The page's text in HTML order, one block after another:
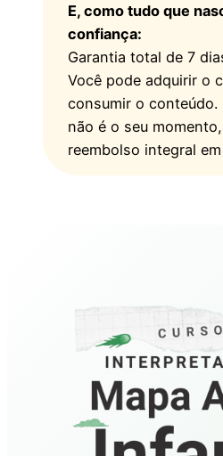
E, como tudo que
confiança:
Garantia total de 7
Você pode adquirir o
consumir o conteúdo.
não é o seu
reembolso integral